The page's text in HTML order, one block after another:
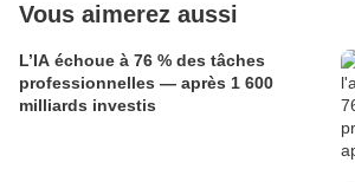
Vous aimerez aussi
L’IA échoue à 76 % des tâches
professionnelles — après 1 600
milliards investis